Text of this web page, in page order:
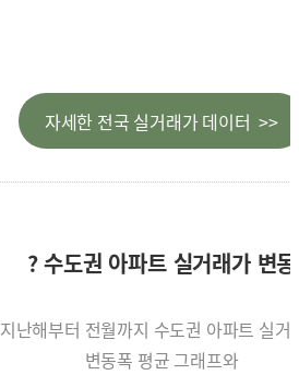
자세한 전국 실거래가 데이터 >>
? 수도권 아파트 실거래가 변동
지난해부터 전월까지 수도권 아파트 실거
변동폭 평균 그래프와